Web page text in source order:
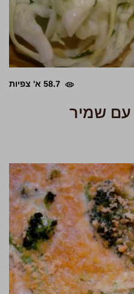
58.7 א' צפיות
עם שמיר